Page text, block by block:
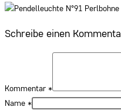
Schreibe einen
Kommentar *
Name *